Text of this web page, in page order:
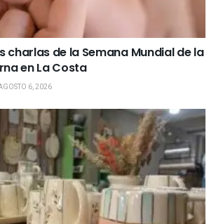
charlas de la Semana Mundial de la
en La Costa
6, 2026